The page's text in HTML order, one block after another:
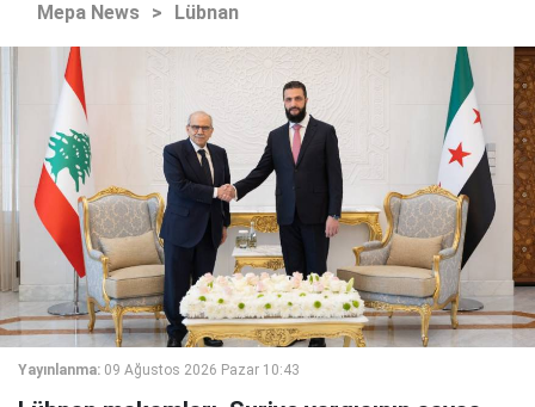
Mepa News > Lübnan
Yayınlanma: 09 Ağustos 2026 Pazar 10:43